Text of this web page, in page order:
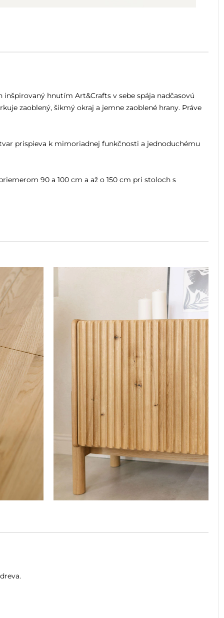
hnutím Art&Crafts v sebe spája nadčasovú
zaoblený, šikmý okraj a jemne zaoblené hrany. Práve
prispieva k mimoriadnej funkčnosti a jednoduchému
90 a 100 cm a až o 150 cm pri stoloch s